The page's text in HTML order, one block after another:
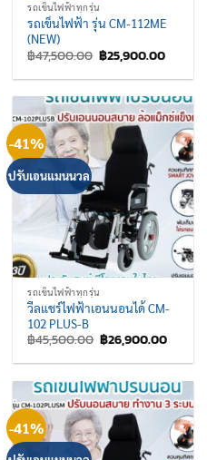
รถเข็นไฟฟ้าทุกรุ่น
รถเข็นไฟฟ้า รุ่น CM-112ME
(NEW)
฿47,500.00 Original
price
was:
฿25,900.00Current
is:
-41%
ปรับเอนแมนนวล
รถเข็นไฟฟ้าทุกรุ่น
วีลแชร์ไฟฟ้าเอนนอนได้ CM-
102 PLUS-B
฿45,500.00 Original
price
was:
฿26,900.00
is:
-41%